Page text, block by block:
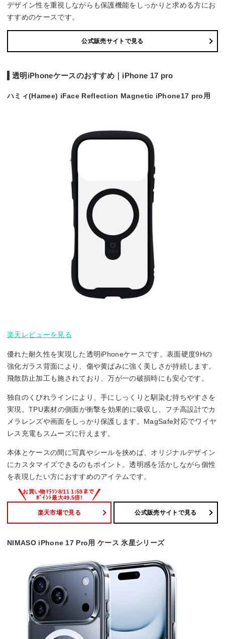
デザイン性を重視しながらも保護機能をしっかりと求める方にお
すすめのケースです。
公式販売サイトで見る
透明iPhoneケースのおすすめ｜iPhone 17 pro
ハミィ(Hamee) iFace Reflection Magnetic iPhone17 pro用
楽天レビューを見る
優れた耐久性を実現した透明iPhoneケースです。表面硬度9Hの
強化ガラス背面により、傷や黄ばみに強く美しさが持続します。
飛散防止加工も施されており、万が一の破損時にも安心です。
独自のくびれラインにより、手にしっくりと馴染む持ちやすさを
実現。TPU素材の側面が衝撃を効果的に吸収し、フチ高設計でカ
メラレンズや画面をしっかり保護します。MagSafe対応でワイヤ
レス充電もスムーズに行えます。
本体とケースの間に写真やシールを挟めば、オリジナルデザイン
にカスタマイズできるのもポイント。透明感を活かしながら個性
を表現したい方におすすめのアイテムです。
楽天市場で見る 公式販売サイトで見る
NIMASO iPhone 17 Pro用 ケース 氷星シリーズ